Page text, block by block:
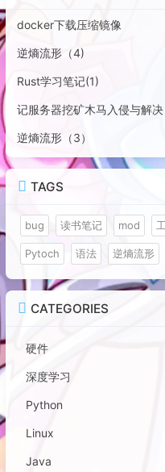
docker下载压缩镜像
逆熵流形（4)
Rust学习笔记(1)
记服务器挖矿木马入侵与解决
逆熵流形（3）
TAGS
bug 读书笔记 mod
Pytoch 语法 逆熵流形
CATEGORIES
硬件
深度学习
Python
Linux
Java